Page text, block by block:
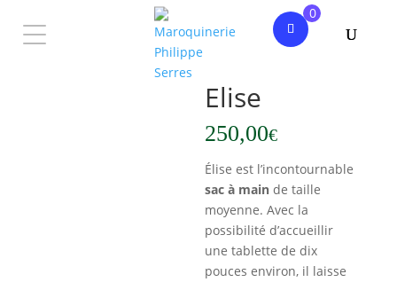
0
Sac à main
Elise
250,00€
Élise est l’incontournable
sac à main de taille
moyenne. Avec la
possibilité d’accueillir
une tablette de dix
pouces environ, il laisse